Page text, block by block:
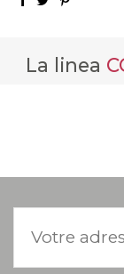
La linea